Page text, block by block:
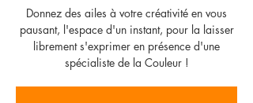
Donnez des ailes à votre créativité en vous
pausant, l'espace d'un instant, pour la laisser
librement s'exprimer en présence d'une
spécialiste de la Couleur !